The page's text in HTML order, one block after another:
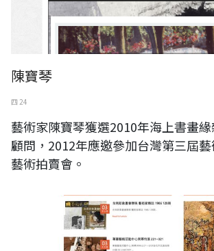
陳寶琴
四 24
藝術家陳寶琴獲選2010年海上書畫
顧問，2012年應邀參加台灣第三屆
藝術拍賣會。